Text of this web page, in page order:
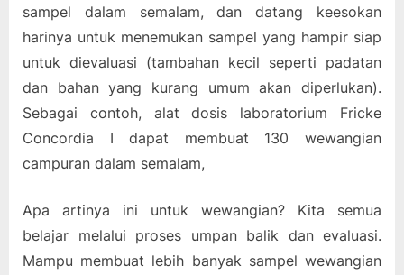
sampel dalam semalam, dan datang keesokan
harinya untuk menemukan sampel yang hampir siap
untuk dievaluasi (tambahan kecil seperti padatan
dan bahan yang kurang umum akan diperlukan).
Sebagai contoh, alat dosis laboratorium Fricke
Concordia I dapat membuat 130 wewangian
campuran dalam semalam,
Apa artinya ini untuk wewangian? Kita semua
belajar melalui proses umpan balik dan evaluasi.
Mampu membuat lebih banyak sampel wewangian